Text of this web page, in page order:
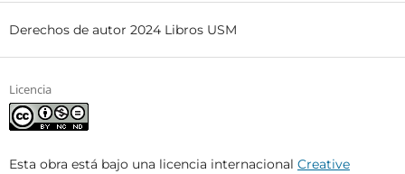
Derechos de autor 2024 Libros USM
Licencia
Esta obra está bajo una licencia internacional Creative